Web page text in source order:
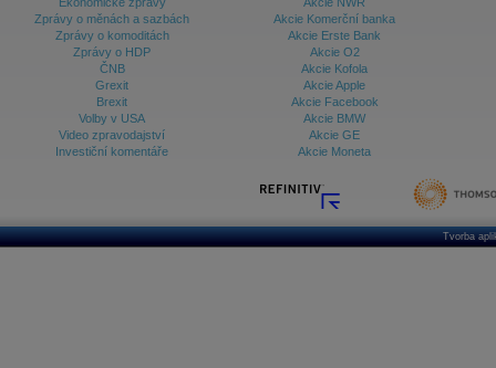
Zprávy o měnách a sazbách
Zprávy o komoditách
Zprávy o HDP
ČNB
Grexit
Brexit
Volby v USA
Video zpravodajství
Investiční komentáře
Akcie Komerční banka
Akcie Erste Bank
Akcie O2
Akcie Kofola
Akcie Apple
Akcie Facebook
Akcie BMW
Akcie GE
Akcie Moneta
Tvorba